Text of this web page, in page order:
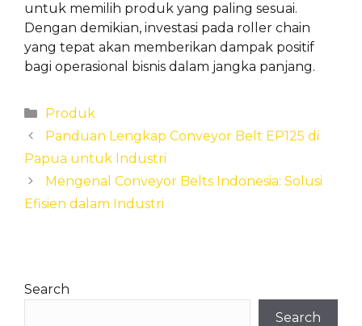
untuk memilih produk yang paling sesuai.
Dengan demikian, investasi pada roller chain
yang tepat akan memberikan dampak positif
bagi operasional bisnis dalam jangka panjang.
Categories
Produk
Panduan Lengkap Conveyor Belt EP125 di
Papua untuk Industri
Mengenal Conveyor Belts Indonesia: Solusi
Efisien dalam Industri
Search
Search